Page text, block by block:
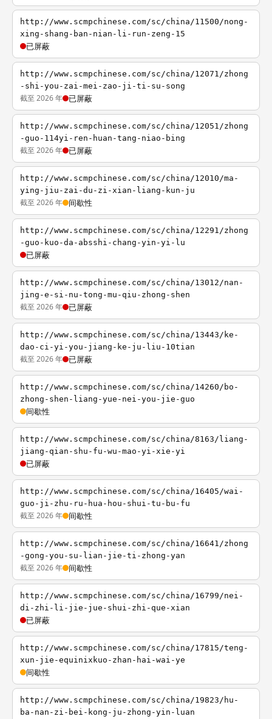
http://www.scmpchinese.com/sc/china/11500/nong-
xing-shang-ban-nian-li-run-zeng-15
已屏蔽
http://www.scmpchinese.com/sc/china/12071/zhong
-shi-you-zai-mei-zao-ji-ti-su-song
截至 2026 年 已屏蔽
http://www.scmpchinese.com/sc/china/12051/zhong
-guo-114yi-ren-huan-tang-niao-bing
截至 2026 年 已屏蔽
http://www.scmpchinese.com/sc/china/12010/ma-
ying-jiu-zai-du-zi-xian-liang-kun-ju
截至 2026 年 间歇性
http://www.scmpchinese.com/sc/china/12291/zhong
-guo-kuo-da-absshi-chang-yin-yi-lu
已屏蔽
http://www.scmpchinese.com/sc/china/13012/nan-
jing-e-si-nu-tong-mu-qiu-zhong-shen
截至 2026 年 已屏蔽
http://www.scmpchinese.com/sc/china/13443/ke-
dao-ci-yi-you-jiang-ke-ju-liu-10tian
截至 2026 年 已屏蔽
http://www.scmpchinese.com/sc/china/14260/bo-
zhong-shen-liang-yue-nei-you-jie-guo
间歇性
http://www.scmpchinese.com/sc/china/8163/liang-
jiang-qian-shu-fu-wu-mao-yi-xie-yi
已屏蔽
http://www.scmpchinese.com/sc/china/16405/wai-
guo-ji-zhu-ru-hua-hou-shui-tu-bu-fu
截至 2026 年 间歇性
http://www.scmpchinese.com/sc/china/16641/zhong
-gong-you-su-lian-jie-ti-zhong-yan
截至 2026 年 间歇性
http://www.scmpchinese.com/sc/china/16799/nei-
di-zhi-li-jie-jue-shui-zhi-que-xian
已屏蔽
http://www.scmpchinese.com/sc/china/17815/teng-
xun-jie-equinixkuo-zhan-hai-wai-ye
间歇性
http://www.scmpchinese.com/sc/china/19823/hu-
ba-nan-zi-bei-kong-ju-zhong-yin-luan